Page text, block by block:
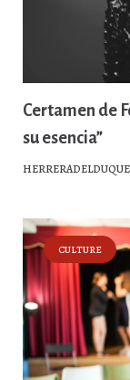
Certamen de
su esencia”
HERRERADELDUQUE
CULTURE